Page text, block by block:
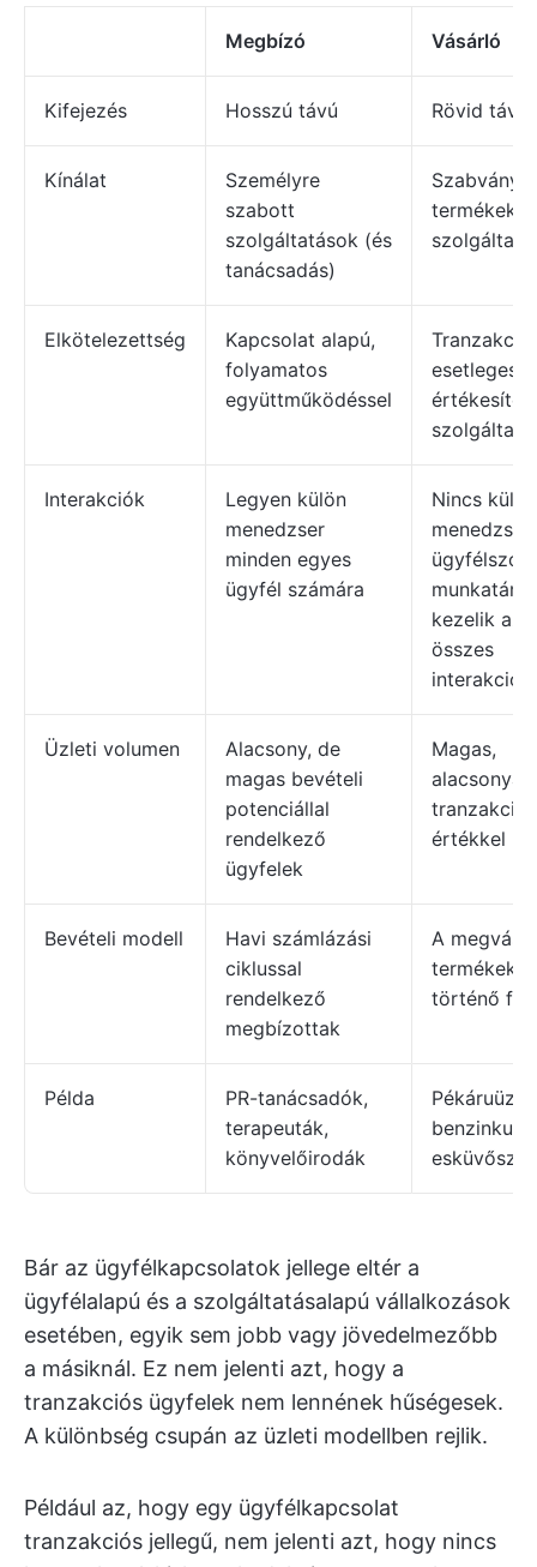
Megbízó Vásárló
Kifejezés Hosszú távú Rövid távú
Kínálat
Személyre
szabott
szolgáltatások (és
tanácsadás)
termékek
Elkötelezettség
Kapcsolat alapú,
folyamatos
együttműködéssel
esetleges
értékesítés
Interakciók
Legyen külön
menedzser
minden egyes
ügyfél számára
Nincs külön
kezelik az
összes
interakciót.
Üzleti volumen
Alacsony, de
magas bevételi
potenciállal
rendelkező
ügyfelek
Magas,
tranzakciós
értékkel
Bevételi modell
Havi számlázási
ciklussal
rendelkező
megbízottak
A
történő
Példa
PR-tanácsadók,
terapeuták,
könyvelőirodák
Bár az ügyfélkapcsolatok jellege eltér a
ügyfélalapú és a szolgáltatásalapú vállalkozások
esetében, egyik sem jobb vagy jövedelmezőbb
a másiknál. Ez nem jelenti azt, hogy a
tranzakciós ügyfelek nem lennének hűségesek.
A különbség csupán az üzleti modellben rejlik.
Például az, hogy egy ügyfélkapcsolat
tranzakciós jellegű, nem jelenti azt, hogy nincs